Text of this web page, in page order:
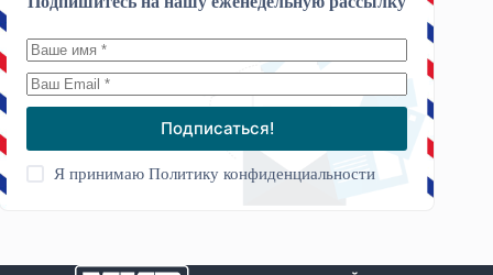
Подписаться!
Я принимаюПолитику конфиденциальности